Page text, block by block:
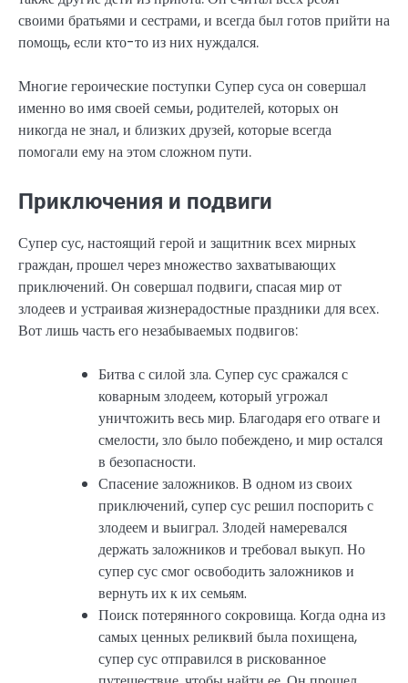
своими братьями и сестрами, и всегда был готов прийти на
помощь, если кто-то из них нуждался.
Многие героические поступки Супер суса он совершал
именно во имя своей семьи, родителей, которых он
никогда не знал, и близких друзей, которые всегда
помогали ему на этом сложном пути.
Приключения и подвиги
Супер сус, настоящий герой и защитник всех мирных
граждан, прошел через множество захватывающих
приключений. Он совершал подвиги, спасая мир от
злодеев и устраивая жизнерадостные праздники для всех.
Вот лишь часть его незабываемых подвигов:
Битва с силой зла. Супер сус сражался с
коварным злодеем, который угрожал
уничтожить весь мир. Благодаря его отваге и
смелости, зло было побеждено, и мир остался
в безопасности.
Спасение заложников. В одном из своих
приключений, супер сус решил поспорить с
злодеем и выиграл. Злодей намеревался
держать заложников и требовал выкуп. Но
супер сус смог освободить заложников и
вернуть их к их семьям.
Поиск потерянного сокровища. Когда одна из
самых ценных реликвий была похищена,
супер сус отправился в рискованное